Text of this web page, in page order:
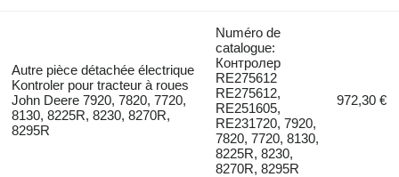
Autre pièce détachée électrique
Kontroler pour tracteur à roues
John Deere 7920, 7820, 7720,
8130, 8225R, 8230, 8270R,
8295R
Numéro de
catalogue:
Контролер
RE275612
RE275612,
RE251605,
RE231720, 7920,
7820, 7720, 8130,
8225R, 8230,
8270R, 8295R
972,30 €